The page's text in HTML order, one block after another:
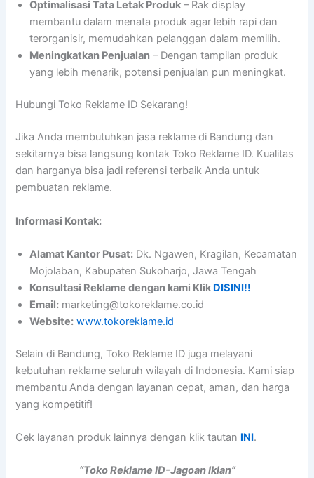
Optimalisasi Tata Letak Produk – Rak display
membantu dalam menata produk agar lebih rapi dan
terorganisir, memudahkan pelanggan dalam memilih.
Meningkatkan Penjualan – Dengan tampilan produk
yang lebih menarik, potensi penjualan pun meningkat.
Hubungi Toko Reklame ID Sekarang!
Jika Anda membutuhkan jasa reklame di Bandung dan
sekitarnya bisa langsung kontak Toko Reklame ID. Kualitas
dan harganya bisa jadi referensi terbaik Anda untuk
pembuatan reklame.
Informasi Kontak:
Alamat Kantor Pusat: Dk. Ngawen, Kragilan, Kecamatan
Mojolaban, Kabupaten Sukoharjo, Jawa Tengah
Konsultasi Reklame dengan kami Klik DISINI!!
Email: marketing@tokoreklame.co.id
Website: www.tokoreklame.id
Selain di Bandung, Toko Reklame ID juga melayani
kebutuhan reklame seluruh wilayah di Indonesia. Kami siap
membantu Anda dengan layanan cepat, aman, dan harga
yang kompetitif!
Cek layanan produk lainnya dengan klik tautan INI.
“Toko Reklame ID-Jagoan Iklan”